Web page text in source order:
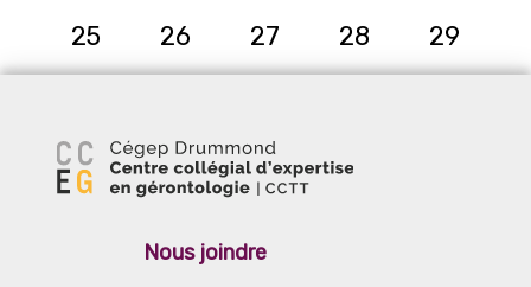
25
26 27 28 29
Nous joindre